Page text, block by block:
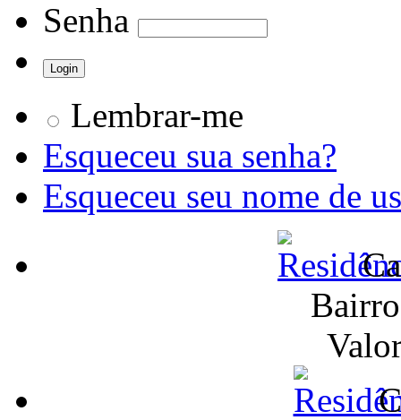
Senha
Lembrar-me
Esqueceu sua senha?
Esqueceu seu nome de